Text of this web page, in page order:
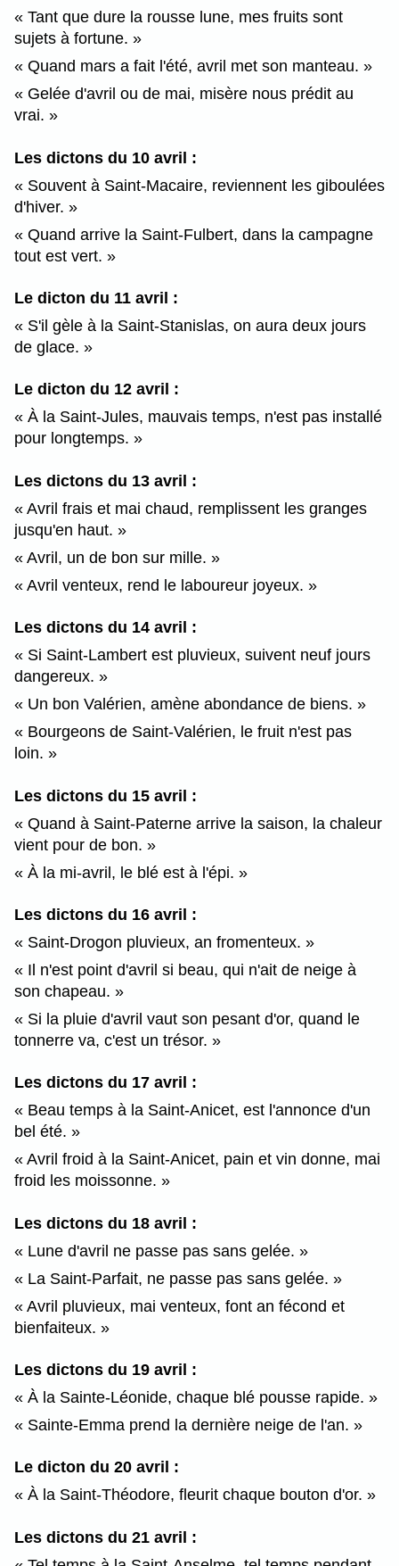
Tant que dure la rousse lune, mes fruits sont
sujets à fortune.
Quand mars a fait l'été, avril met son manteau.
Gelée d'avril ou de mai, misère nous prédit au
vrai.
Les dictons du 10 avril :
Souvent à Saint-Macaire, reviennent les giboulées
d'hiver.
Quand arrive la Saint-Fulbert, dans la campagne
tout est vert.
Le dicton du 11 avril :
S'il gèle à la Saint-Stanislas, on aura deux jours
de glace.
Le dicton du 12 avril :
À la Saint-Jules, mauvais temps, n'est pas installé
pour longtemps.
Les dictons du 13 avril :
Avril frais et mai chaud, remplissent les granges
jusqu'en haut.
Avril, un de bon sur mille.
Avril venteux, rend le laboureur joyeux.
Les dictons du 14 avril :
Si Saint-Lambert est pluvieux, suivent neuf jours
dangereux.
Un bon Valérien, amène abondance de biens.
Bourgeons de Saint-Valérien, le fruit n'est pas
loin.
Les dictons du 15 avril :
Quand à Saint-Paterne arrive la saison, la chaleur
vient pour de bon.
À la mi-avril, le blé est à l'épi.
Les dictons du 16 avril :
Saint-Drogon pluvieux, an fromenteux.
Il n'est point d'avril si beau, qui n'ait de neige à
son chapeau.
Si la pluie d'avril vaut son pesant d'or, quand le
tonnerre va, c'est un trésor.
Les dictons du 17 avril :
Beau temps à la Saint-Anicet, est l'annonce d'un
bel été.
Avril froid à la Saint-Anicet, pain et vin donne, mai
froid les moissonne.
Les dictons du 18 avril :
Lune d'avril ne passe pas sans gelée.
La Saint-Parfait, ne passe pas sans gelée.
Avril pluvieux, mai venteux, font an fécond et
bienfaiteux.
Les dictons du 19 avril :
À la Sainte-Léonide, chaque blé pousse rapide.
Sainte-Emma prend la dernière neige de l'an.
Le dicton du 20 avril :
À la Saint-Théodore, fleurit chaque bouton d'or.
Les dictons du 21 avril :